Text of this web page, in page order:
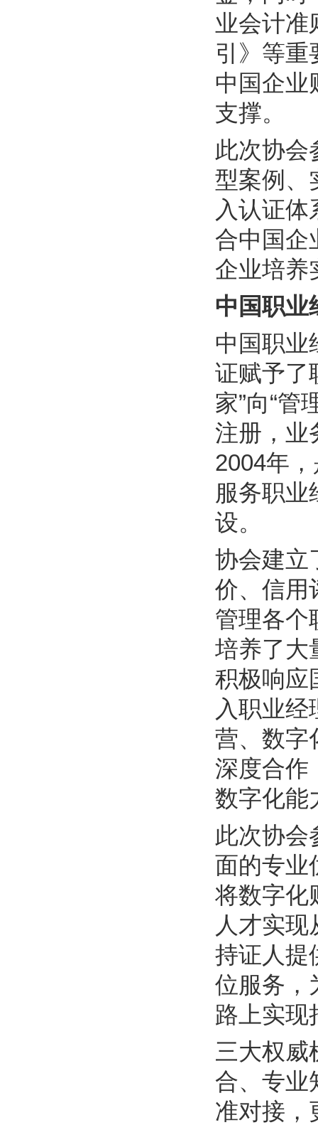
业会计准
引》等重
中国企业
支撑。
此次协会
型案例、
入认证
合中国企
企业培养
中国职业
中国职业
证赋予了
家”向“管
注册，业
2004年
服务职业
设。
协会建立
价、信用
管理各个
培养了大
积极响应
入职业
营、数字
深度合作
数字化能
此次协会
面的专业
将数字化
人才实现
持证人提
位服务，
路上实现
三大权威
合、专业
准对接，